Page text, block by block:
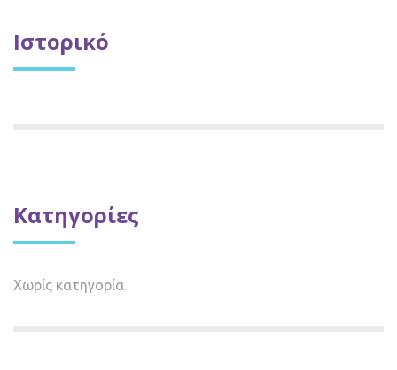
Ιστορικό
Kατηγορίες
Χωρίς κατηγορία